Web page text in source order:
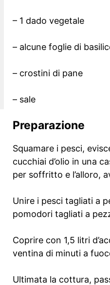
– 1 dado vegetale
– alcune foglie di
– crostini di pane
– sale
Preparazione
Squamare i pesci,
cucchiai d’olio in una
per soffritto e l’alloro,
Unire i pesci tagliati a
pomodori tagliati a
Coprire con 1,5 litri
ventina di minuti a
Ultimata la cottura,